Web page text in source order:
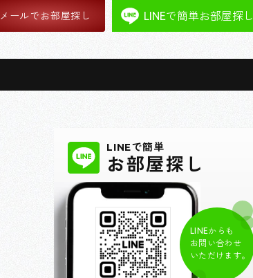
メールでお部屋探し LINEで簡単お部屋探し
LINEで簡単
お部屋探し
LINEからも
お問い合わせ
いただけます。